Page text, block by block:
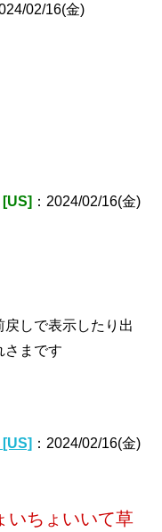
02/16(金)
[US] ：2024/02/16(金)
しで表示したり出
さまです
[US] ：2024/02/16(金)
いちょいいて草